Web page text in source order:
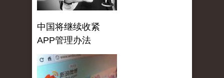
中国将继续收紧
APP管理办法